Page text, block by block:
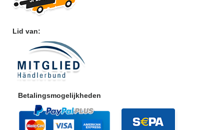
Lid van:
Betalingsmogelijkheden